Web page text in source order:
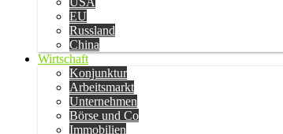
EU
Russland
China
Wirtschaft
Konjunktur
Arbeitsmarkt
Unternehmen
Börse und Co
Immobilien